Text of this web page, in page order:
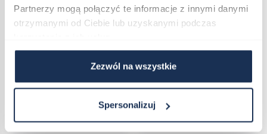
Partnerzy mogą połączyć te informacje z innymi danymi
otrzymanymi od Ciebie lub uzyskanymi podczas
Zezwól na wszystkie
Spersonalizuj
05191592
Darmowa dostawa
Do koszyka
05191583
Darmowa dostawa
Do koszyka